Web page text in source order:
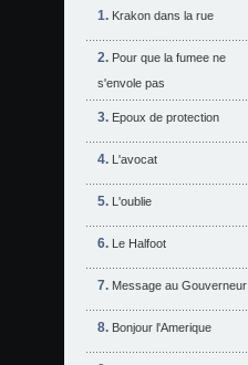
Krakon dans la rue
Pour que la fumee ne
s'envole pas
Epoux de protection
L'avocat
L'oublie
Le Halfoot
Message au Gouverneur
Bonjour l'Amerique